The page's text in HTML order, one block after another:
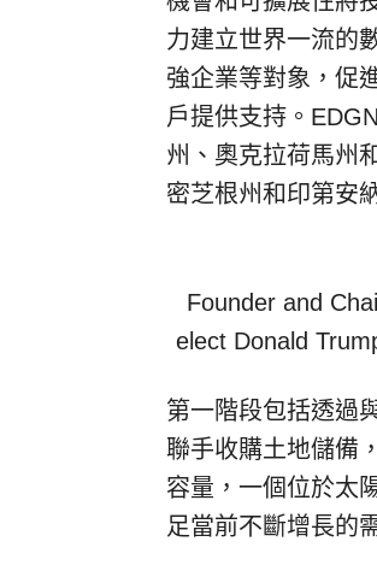
力建立世界一流的
強企業等對象，促
戶提供支持。
州、奧克拉荷馬州
密芝根州和印第安
Founder and
elect Donald
第一階段包括透過
聯手收購土地儲備
容量，一個位於太
足當前不斷增長的